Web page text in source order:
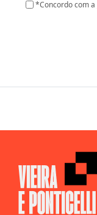
*Concordo com a